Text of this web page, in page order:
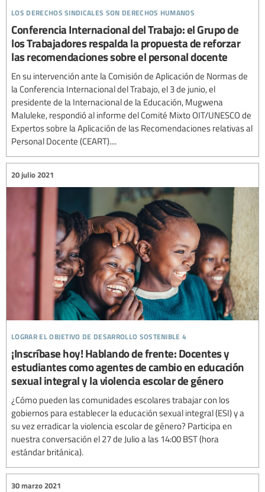
los derechos sindicales son derechos humanos
Conferencia Internacional del Trabajo: el Grupo de
los Trabajadores respalda la propuesta de reforzar
las recomendaciones sobre el personal docente
En su intervención ante la Comisión de Aplicación de Normas de
la Conferencia Internacional del Trabajo, el 3 de junio, el
presidente de la Internacional de la Educación, Mugwena
Maluleke, respondió al informe del Comité Mixto OIT/UNESCO de
Expertos sobre la Aplicación de las Recomendaciones relativas al
Personal Docente (CEART)....
lograr el objetivo de desarrollo sostenible 4
20 julio 2021
¡Inscríbase hoy! Hablando de frente: Docentes y
estudiantes como agentes de cambio en educación
sexual integral y la violencia escolar de género
¿Cómo pueden las comunidades escolares trabajar con los
gobiernos para establecer la educación sexual integral (ESI) y a
su vez erradicar la violencia escolar de género? Participa en
nuestra conversación el 27 de Julio a las 14:00 BST (hora
estándar británica).
30 marzo 2021